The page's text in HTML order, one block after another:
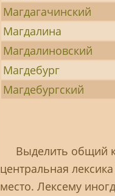
Магдагачинский
Магдалина
Магдалиновский
Магдебург
Магдебургский
Выделить общий
центральная
место. Лексему